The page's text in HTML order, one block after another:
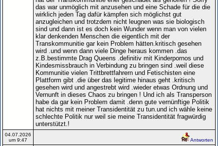
das war unmöglich mit anzusehen und eine Schade für die die
wirklich jeden Tag dafür kämpfen sich möglichst gut
anzugleichen und trotzdem nicht leugnen was sie biologisch
sind und dann ist es doch kein Wunder wenn man von vielen
klar denkenden Menschen die eigentlich mit der
Transkommunitie gar kein Problem hätten.kritisch gesehen
wird .und wenn dann viele Dinge heraus kommen .das
z.B.bestimmte Drag Queens .definitiv mit Kinderpornos und
Kindesmissbrauch in Verbindung zu bringen sind .weil diese
Kommunitie vielen Trittbrettfahrern und Fetischisten eine
Plattform gibt .die über das legitime hinaus geht .kritisch
gesehen wird und angestrebt wird .wieder etwas Ordnung und
Vernunft in dieses Chaos zu bringen ! Und ich als Transperson
habe da gar kein Problem damit .denn gute vernünftige Politik
hat nichts mit meiner Transidentität zu tun.und ich wähle keine
schlechte Politik nur weil sie meine Transidentität fragwürdig
unterstützt.!
04.07.2026
um 9:47
Antworten